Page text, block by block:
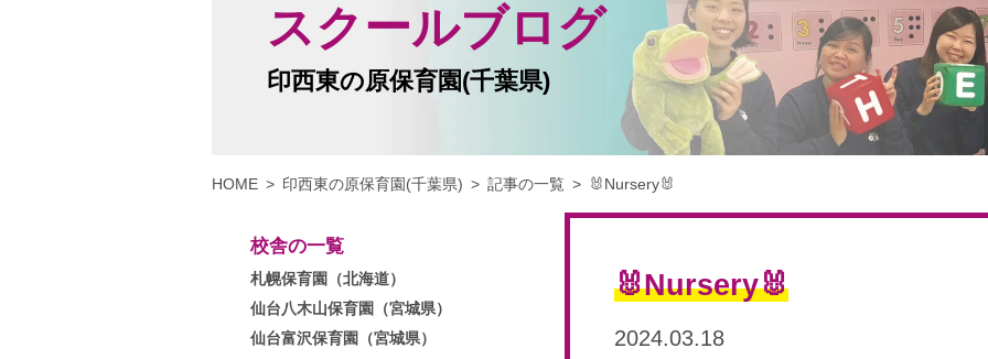
スクールブログ
印西東の原保育園(千葉県)
HOME 印西東の原保育園(千葉県) 記事の一覧 🐰Nursery🐰
校舎の一覧
札幌保育園（北海道）
仙台八木山保育園（宮城県）
仙台富沢保育園（宮城県）
🐰Nursery🐰
2024.03.18